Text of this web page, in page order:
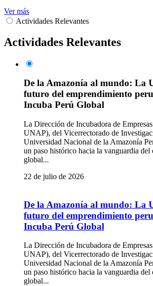
Ver más
Actividades Relevantes
Actividades Relevantes
De la Amazonía al mundo: La
futuro del emprendimiento
Incuba Perú Global
La Dirección de Incubadora de
UNAP), del Vicerrectorado de
Universidad Nacional de la Amazonía
un paso histórico hacia la vanguardia del
global...
22 de julio de 2026
De la Amazonía al mundo: La
futuro del emprendimiento
Incuba Perú Global
La Dirección de Incubadora de
UNAP), del Vicerrectorado de
Universidad Nacional de la Amazonía
un paso histórico hacia la vanguardia del
global...